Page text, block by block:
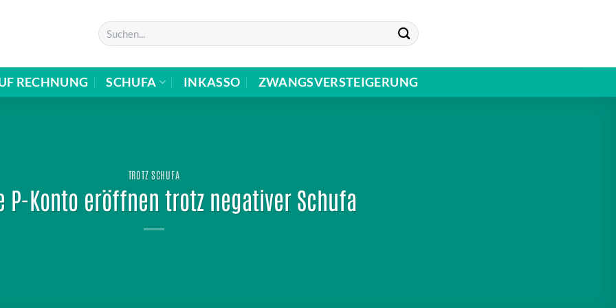
RECHNUNG SCHUFA INKASSO ZWANGSVERSTEIGERUNG
TROTZ SCHUFA
P-Konto eröffnen trotz negativer Schufa